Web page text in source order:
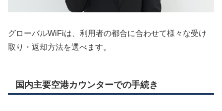
グローバルWiFiは、利用者の都合に合わせて様々な受け
取り・返却方法を選べます。
国内主要空港カウンターでの手続き